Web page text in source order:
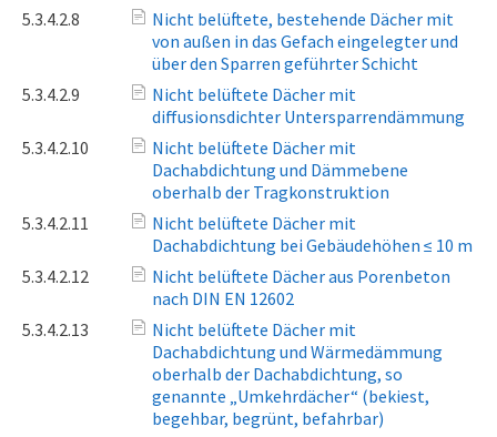
5.3.4.2.8
Nicht belüftete, bestehende Dächer mit
von außen in das Gefach eingelegter und
über den Sparren geführter Schicht
5.3.4.2.9
Nicht belüftete Dächer mit
diffusionsdichter Untersparrendämmung
5.3.4.2.10
Nicht belüftete Dächer mit
Dachabdichtung und Dämmebene
oberhalb der Tragkonstruktion
5.3.4.2.11
Nicht belüftete Dächer mit
Dachabdichtung bei Gebäudehöhen ≤ 10 m
5.3.4.2.12
Nicht belüftete Dächer aus Porenbeton
nach DIN EN 12602
5.3.4.2.13
Nicht belüftete Dächer mit
Dachabdichtung und Wärmedämmung
oberhalb der Dachabdichtung, so
genannte „Umkehrdächer“ (bekiest,
begehbar, begrünt, befahrbar)